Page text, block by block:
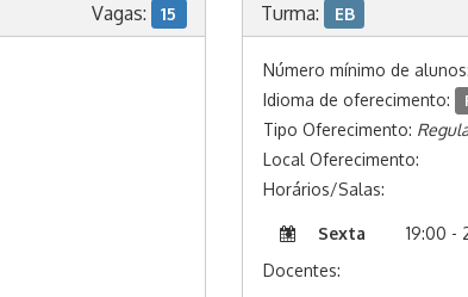
Vagas: 15 Turma: EB
Número mínimo de alunos:
Idioma de oferecimento:
Tipo Oferecimento:
Local Oferecimento:
Horários/Salas:
Sexta
19:00 -
Docentes: